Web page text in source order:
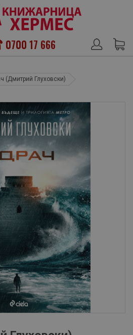
0700 17 666
(Дмитрий Глуховски)